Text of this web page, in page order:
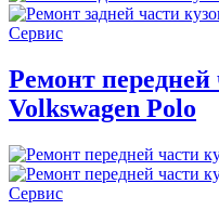
Ремонт передней
Volkswagen Polo